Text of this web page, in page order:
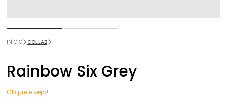
INÍCIO COLLAB
Rainbow Six Grey
Clique e veja!